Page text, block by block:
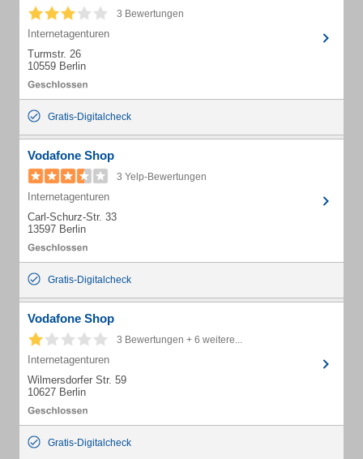
3 Bewertungen
Internetagenturen
Turmstr. 26
10559 Berlin
Gratis-Digitalcheck
Vodafone Shop
3 Yelp-Bewertungen
Internetagenturen
Carl-Schurz-Str. 33
13597 Berlin
Gratis-Digitalcheck
Vodafone Shop
3 Bewertungen + 6 weitere...
Internetagenturen
Wilmersdorfer Str. 59
10627 Berlin
Gratis-Digitalcheck